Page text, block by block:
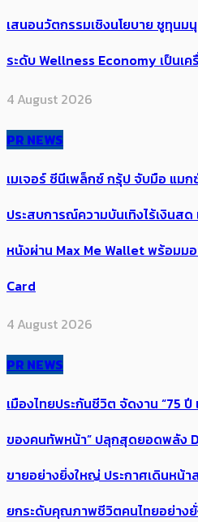
เสนอนวัตกรรมเชิงนโยบาย ชูทุน
ระดับ Wellness Economy เป็นเ
4 August 2026
PR NEWS
เมเจอร์ ซีนีเพล็กซ์ กรุ้ป จับมือ แม
ประสบการณ์ความบันเทิงไร้เงินสด
หนังผ่าน Max Me Wallet พร้อมม
Card
4 August 2026
PR NEWS
เมืองไทยประกันชีวิต จัดงาน “75
ของคนทัพหน้า” ปลุกสุดยอดพลัง
ขายอย่างยิ่งใหญ่ ประกาศเดินหน้
ยกระดับคุณภาพชีวิตคนไทยอย่าง